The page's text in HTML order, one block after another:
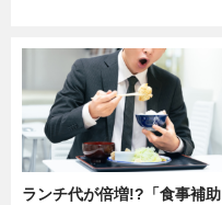
ランチ代が倍増!?「食事補助